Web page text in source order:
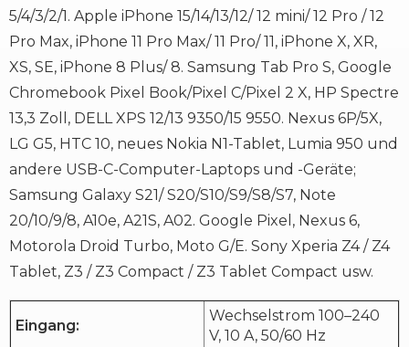
5/4/3/2/1. Apple iPhone 15/14/13/12/ 12 mini/ 12 Pro / 12
Pro Max, iPhone 11 Pro Max/ 11 Pro/ 11, iPhone X, XR,
XS, SE, iPhone 8 Plus/ 8. Samsung Tab Pro S, Google
Chromebook Pixel Book/Pixel C/Pixel 2 X, HP Spectre
13,3 Zoll, DELL XPS 12/13 9350/15 9550. Nexus 6P/5X,
LG G5, HTC 10, neues Nokia N1-Tablet, Lumia 950 und
andere USB-C-Computer-Laptops und -Geräte;
Samsung Galaxy S21/ S20/S10/S9/S8/S7, Note
20/10/9/8, A10e, A21S, A02. Google Pixel, Nexus 6,
Motorola Droid Turbo, Moto G/E. Sony Xperia Z4 / Z4
Tablet, Z3 / Z3 Compact / Z3 Tablet Compact usw.
Eingang:
Wechselstrom 100–240
V, 10 A, 50/60 Hz